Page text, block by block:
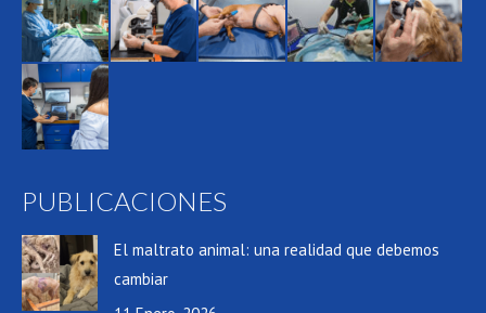
PUBLICACIONES
El maltrato animal: una realidad que debemos
cambiar